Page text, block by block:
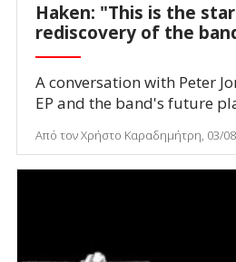
Haken: "This is the
rediscovery of the
A conversation with Peter
EP and the band's future
Από τον Χρήστο Καραδημήτρη, 03/